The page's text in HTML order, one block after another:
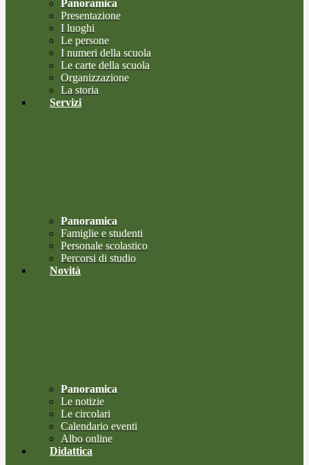
Panoramica
Presentazione
I luoghi
Le persone
I numeri della scuola
Le carte della scuola
Organizzazione
La storia
Servizi
Panoramica
Famiglie e studenti
Personale scolastico
Percorsi di studio
Novità
Panoramica
Le notizie
Le circolari
Calendario eventi
Albo online
Didattica